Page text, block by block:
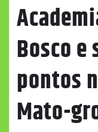
Bosco
pontos
Mato-